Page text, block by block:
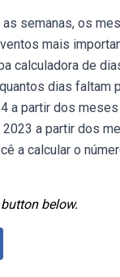
semanas, os
mais
calculadora de
dias faltam
a partir dos
a partir dos
a calcular o
below.